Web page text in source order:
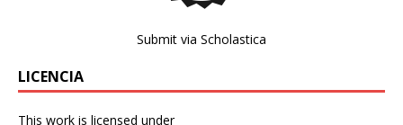
Submit via Scholastica
LICENCIA
This work is licensed under